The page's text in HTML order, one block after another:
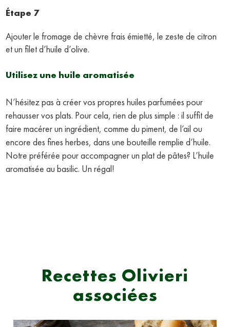
Étape 7
Ajouter le fromage de chèvre frais émietté, le zeste de citron
et un filet d’huile d’olive.
Utilisez une huile aromatisée
N’hésitez pas à créer vos propres huiles parfumées pour
rehausser vos plats. Pour cela, rien de plus simple : il suffit de
faire macérer un ingrédient, comme du piment, de l’ail ou
encore des fines herbes, dans une bouteille remplie d’huile.
Notre préférée pour accompagner un plat de pâtes? L’huile
aromatisée au basilic. Un régal!
Recettes Olivieri
associées